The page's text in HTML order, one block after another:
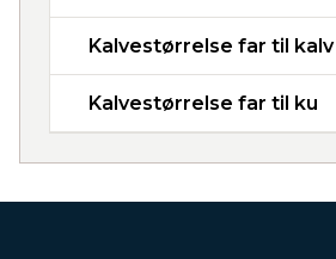
Kalvestørrelse far til kalv
Kalvestørrelse far til ku